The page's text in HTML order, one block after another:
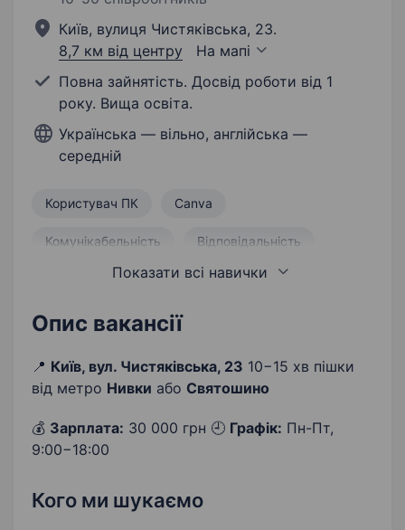
Київ, вулиця Чистяківська, 23.
8,7 км від центру
На мапі
Повна зайнятість. Досвід роботи від 1
року. Вища освіта.
Українська — вільно, англійська —
середній
Користувач ПК Canva
Комунікабельність Відповідальність
Організованість Активність
Ведення соціальних мереж
Показати всі навички
Опис вакансії
📍 Київ, вул. Чистяківська, 23 10−15 хв пішки
від метро Нивки або Святошино
💰 Зарплата: 30 000 грн 🕘 Графік: Пн-Пт,
9:00−18:00
Кого ми шукаємо